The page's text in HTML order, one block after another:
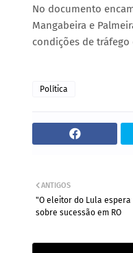
No documento
Mangabeira e
condições de
Política
ANTIGOS
"O eleitor do Lula espera
sobre sucessão em RO